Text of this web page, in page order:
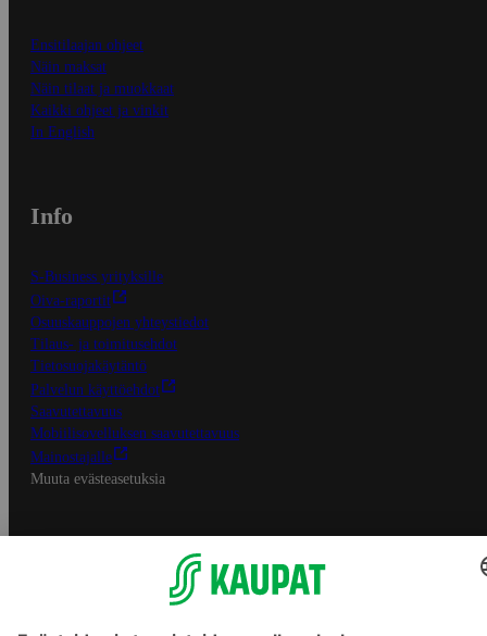
Ensitilaajan ohjeet
Näin maksat
Näin tilaat ja muokkaat
Kaikki ohjeet ja vinkit
In English
Info
S-Business yrityksille
Oiva-raportit
Osuuskauppojen yhteystiedot
Tilaus- ja toimitusehdot
Tietosuojakäytäntö
Palvelun käyttöehdot
Saavutettavuus
Mobiilisovelluksen saavutettavuus
Mainostajalle
Muuta evästeasetuksia
S-ryhmän palvelut